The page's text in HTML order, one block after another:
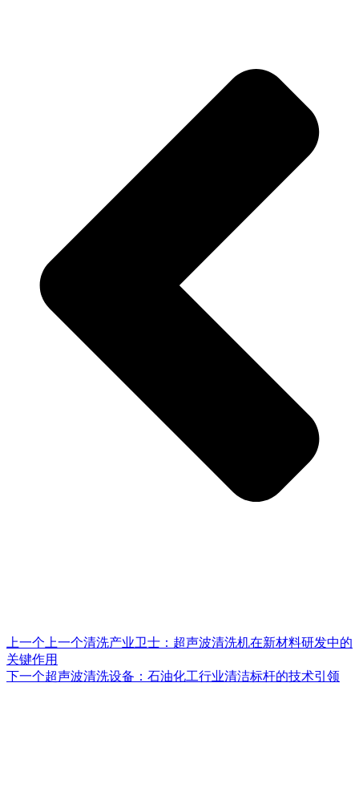
上一个 上一个清洗产业卫士：超声波清洗机在新材料研发中的
关键作用
下一个超声波清洗设备：石油化工行业清洁标杆的技术引领